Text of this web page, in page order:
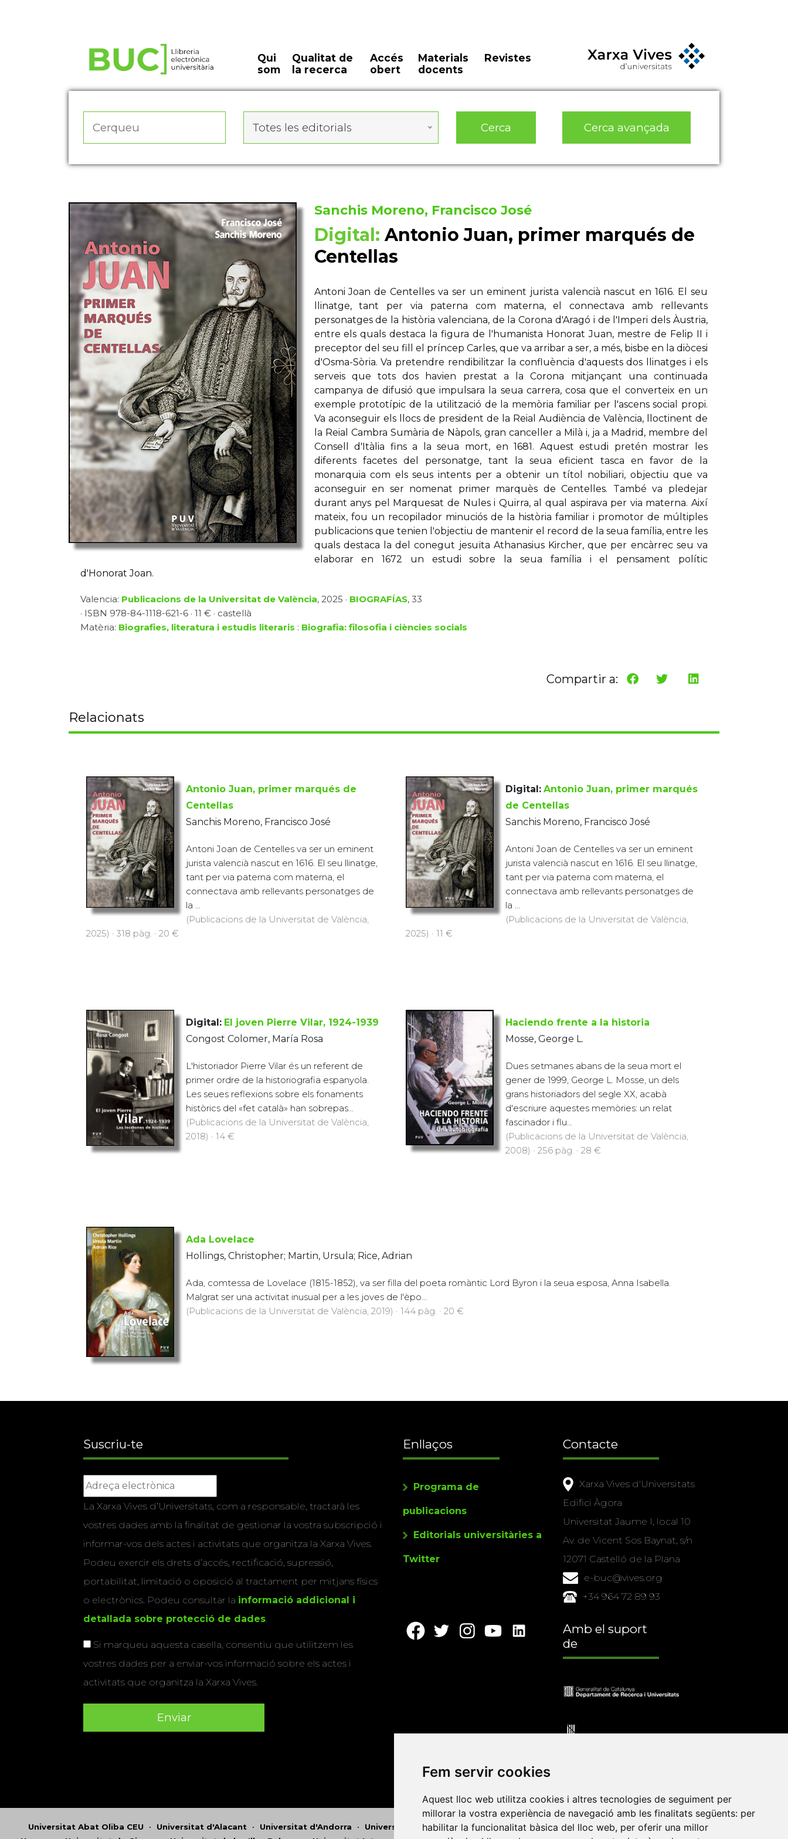
Fem servir cookies
Aquest lloc web utilitza cookies i altres tecnologies de seguiment per
millorar la vostra experiència de navegació amb les finalitats següents: per
habilitar la funcionalitat bàsica del lloc web, per oferir una millor
Qui
som
Qualitat de
la recerca
Accés
obert
Materials
docents
Revistes
Totes les editorials Cerca Cerca avançada
Sanchis Moreno, Francisco José
Digital: Antonio Juan, primer marqués de
Centellas
Antoni Joan de Centelles va ser un eminent jurista valencià nascut en 1616. El seu
llinatge, tant per via paterna com materna, el connectava amb rellevants
personatges de la història valenciana, de la Corona d'Aragó i de l'Imperi dels Àustria,
entre els quals destaca la figura de l'humanista Honorat Juan, mestre de Felip II i
preceptor del seu fill el príncep Carles, que va arribar a ser, a més, bisbe en la diòcesi
d'Osma-Sòria. Va pretendre rendibilitzar la confluència d'aquests dos llinatges i els
serveis que tots dos havien prestat a la Corona mitjançant una continuada
campanya de difusió que impulsara la seua carrera, cosa que el converteix en un
exemple prototípic de la utilització de la memòria familiar per l'ascens social propi.
Va aconseguir els llocs de president de la Reial Audiència de València, lloctinent de
la Reial Cambra Sumària de Nàpols, gran canceller a Milà i, ja a Madrid, membre del
Consell d'Itàlia fins a la seua mort, en 1681. Aquest estudi pretén mostrar les
diferents facetes del personatge, tant la seua eficient tasca en favor de la
monarquia com els seus intents per a obtenir un títol nobiliari, objectiu que va
aconseguir en ser nomenat primer marquès de Centelles. També va pledejar
durant anys pel Marquesat de Nules i Quirra, al qual aspirava per via materna. Així
mateix, fou un recopilador minuciós de la història familiar i promotor de múltiples
publicacions que tenien l'objectiu de mantenir el record de la seua família, entre les
quals destaca la del conegut jesuïta Athanasius Kircher, que per encàrrec seu va
elaborar en 1672 un estudi sobre la seua família i el pensament polític
d'Honorat Joan.
Valencia: Publicacions de la Universitat de València, 2025 · BIOGRAFÍAS, 33
· ISBN 978-84-1118-621-6 · 11 € · castellà
Matèria: Biografies, literatura i estudis literaris : Biografia: filosofia i ciències socials
Compartir a:
Relacionats
Antonio Juan, primer marqués de
Centellas
Sanchis Moreno, Francisco José
Antoni Joan de Centelles va ser un eminent
jurista valencià nascut en 1616. El seu llinatge,
tant per via paterna com materna, el
connectava amb rellevants personatges de
la ...
(Publicacions de la Universitat de València,
2025) · 318 pàg. · 20 €
Digital: Antonio Juan, primer marqués
de Centellas
Sanchis Moreno, Francisco José
Antoni Joan de Centelles va ser un eminent
jurista valencià nascut en 1616. El seu llinatge,
tant per via paterna com materna, el
connectava amb rellevants personatges de
la ...
(Publicacions de la Universitat de València,
2025) · 11 €
Digital: El joven Pierre Vilar, 1924-1939
Congost Colomer, María Rosa
L'historiador Pierre Vilar és un referent de
primer ordre de la historiografia espanyola.
Les seues reflexions sobre els fonaments
històrics del «fet català» han sobrepas...
(Publicacions de la Universitat de València,
2018) · 14 €
Haciendo frente a la historia
Mosse, George L.
Dues setmanes abans de la seua mort el
gener de 1999, George L. Mosse, un dels
grans historiadors del segle XX, acabà
d'escriure aquestes memòries: un relat
fascinador i flu...
(Publicacions de la Universitat de València,
2008) · 256 pàg. · 28 €
Ada Lovelace
Hollings, Christopher; Martin, Ursula; Rice, Adrian
Ada, comtessa de Lovelace (1815-1852), va ser filla del poeta romàntic Lord Byron i la seua esposa, Anna Isabella.
Malgrat ser una activitat inusual per a les joves de l'èpo...
(Publicacions de la Universitat de València, 2019) · 144 pàg. · 20 €
Suscriu-te
La Xarxa Vives d’Universitats, com a responsable, tractarà les
vostres dades amb la finalitat de gestionar la vostra subscripció i
informar-vos dels actes i activitats que organitza la Xarxa Vives.
Podeu exercir els drets d’accés, rectificació, supressió,
portabilitat, limitació o oposició al tractament per mitjans físics
o electrònics. Podeu consultar la informació addicional i
detallada sobre protecció de dades
Si marqueu aquesta casella, consentiu que utilitzem les
vostres dades per a enviar-vos informació sobre els actes i
activitats que organitza la Xarxa Vives.
Enllaços
Programa de
publicacions
Editorials universitàries a
Twitter
Contacte
Xarxa Vives d'Universitats
Edifici Àgora
Universitat Jaume I, local 10
Av. de Vicent Sos Baynat, s/n
12071 Castelló de la Plana
e-buc@vives.org
+34 964 72 89 93
Amb el suport
de
Universitat Abat Oliba CEU • Universitat d'Alacant • Universitat d'Andorra • Universitat Autònoma de Barcelona•Universitat de Barcelona•Universitat CEU Cardenal